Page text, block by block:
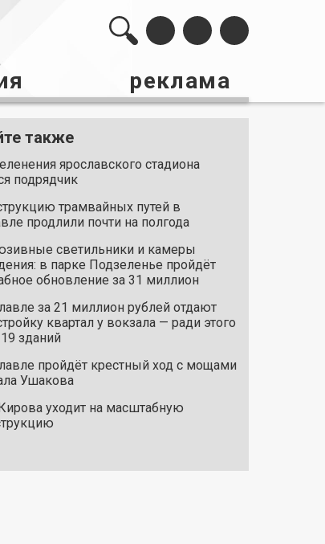
реклама
также
ярославского стадиона
подрядчик
трамвайных путей в
продлили почти на полгода
светильники и камеры
в парке Подзеленье пройдёт
обновление за 31 миллион
за 21 миллион рублей отдают
квартал у вокзала — ради этого
зданий
пройдёт крестный ход с мощами
Ушакова
уходит на масштабную